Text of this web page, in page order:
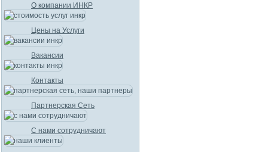
О компании ИНКР
Цены на Услуги
Вакансии
Контакты
Партнерская Сеть
С нами сотрудничают